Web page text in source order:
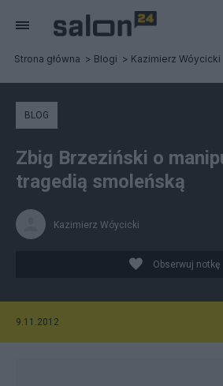
Strona główna Blogi Kazimierz Wóycicki
BLOG
Zbig Brzeziński o
tragedią smoleńską
Kazimierz Wóycicki
Obserwuj notkę
9.11.2012